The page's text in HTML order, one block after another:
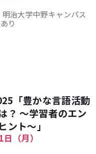
治大学中野キャンパス
り
「豊かな言語活動
？ ～学習者のエン
ント～」
（月）